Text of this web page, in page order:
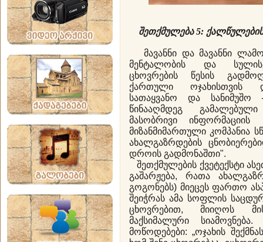
შეთქმულება 5:
მავანნი და მავანნი
მენტალობის და
ცხოვრების წესის
ქართული ოჯახისთვის
სათაყვანო და სანიმუშო
წინააღმდეგ
მასობრივი ინფორმაციის
მიზანმიმართული კომპანია
ახალგაზრდების
დროის გადმონაშთი".
შეთქმულების ქვეტექსტი
გაშარჟება, რათა
გოგონებს) მიეცეს ფართო
შეიჭრას ამა სოფლის
ცხოვრებით, მიიღოს
მაქსიმალური
მოწოდებები: „ოჯახის